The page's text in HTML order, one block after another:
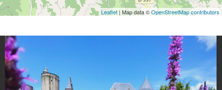
Leaflet | Map data ©OpenStreetMap contributors